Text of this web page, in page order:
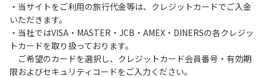
・当サイトをご利用の旅行代金等は、クレジットカードでご入金
いただきます。
・当社ではVISA・MASTER・JCB・AMEX・DINERSの各クレジッ
トカードを取り扱っております。
ご希望のカードを選択し、クレジットカード会員番号・有効期
限およびセキュリティコードをご入力ください。